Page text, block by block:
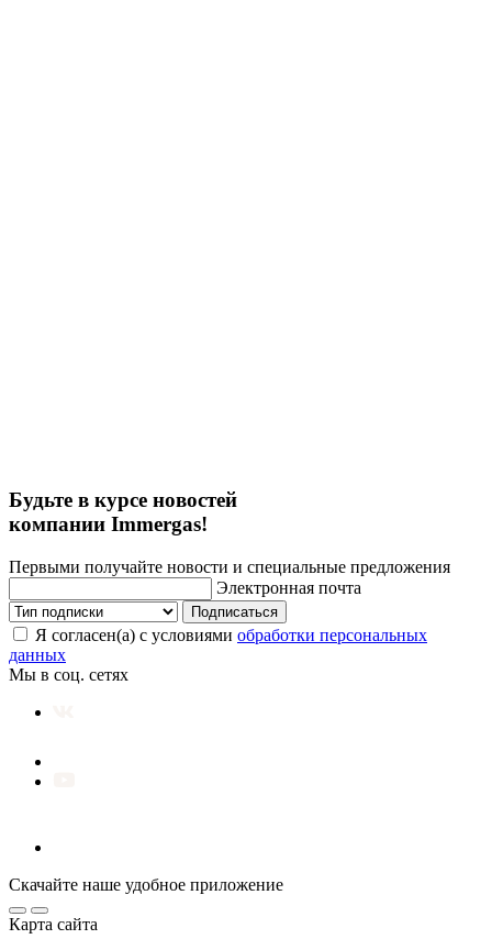
Будьте в курсе новостей
компании Immergas!
Первыми получайте новости и специальные предложения
Электронная почта
Подписаться
Я согласен(а) с условиями обработки персональных
данных
Мы в соц. сетях
Скачайте наше удобное приложение
Карта сайта